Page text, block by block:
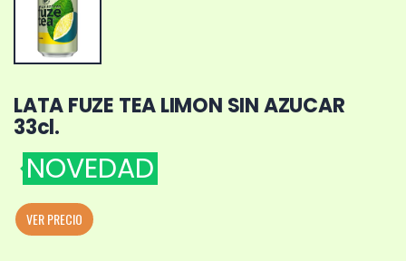
LATA FUZE TEA LIMON SIN AZUCAR
33cl.
NOVEDAD
VER PRECIO